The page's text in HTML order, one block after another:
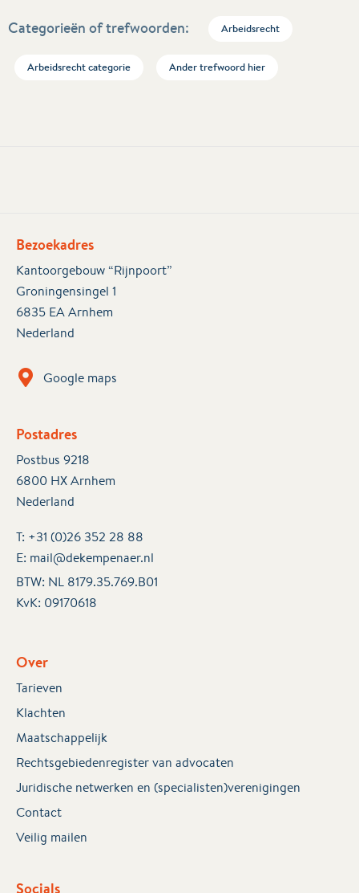
Categorieën of trefwoorden: Arbeidsrecht
Arbeidsrecht categorie Ander trefwoord hier
Bezoekadres
Kantoorgebouw “Rijnpoort”
Groningensingel 1
6835 EA Arnhem
Nederland
Google maps
Postadres
Postbus 9218
6800 HX Arnhem
Nederland
T: +31 (0)26 352 28 88
E: mail@dekempenaer.nl
BTW: NL 8179.35.769.B01
KvK: 09170618
Over
Tarieven
Klachten
Maatschappelijk
Rechtsgebiedenregister van advocaten
Juridische netwerken en (specialisten)verenigingen
Contact
Veilig mailen
Socials